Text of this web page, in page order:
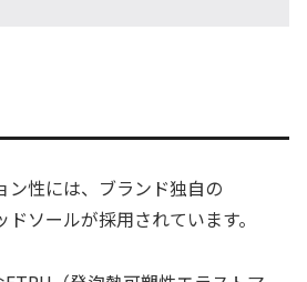
ン性には、ブランド独自の
ドソールが採用されています。